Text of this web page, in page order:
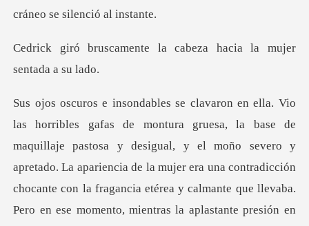
te la cabeza hacia la
y
apretado. La apariencia de la mujer era una contradicción
chocante con la fragancia etérea y calmante que llevaba.
Pero en ese momento, mientras la apla